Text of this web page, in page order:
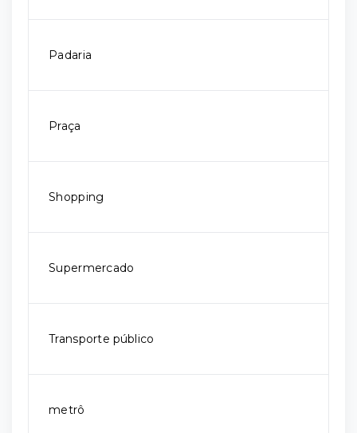
Padaria
Praça
Shopping
Supermercado
Transporte público
metrô